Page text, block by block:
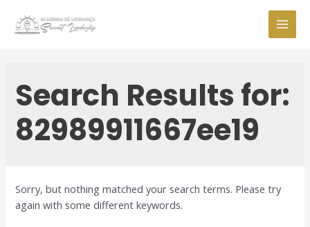
content
Search Results for:
82989911667ee19
Sorry, but nothing matched your search terms. Please try
again with some different keywords.